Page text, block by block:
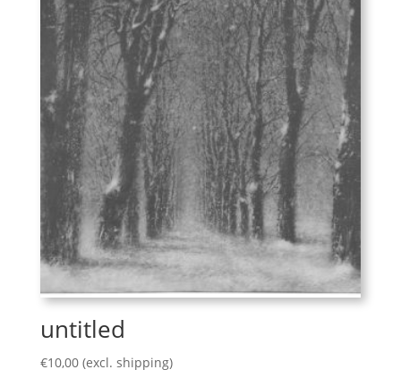
untitled
€10,00 (excl. shipping)